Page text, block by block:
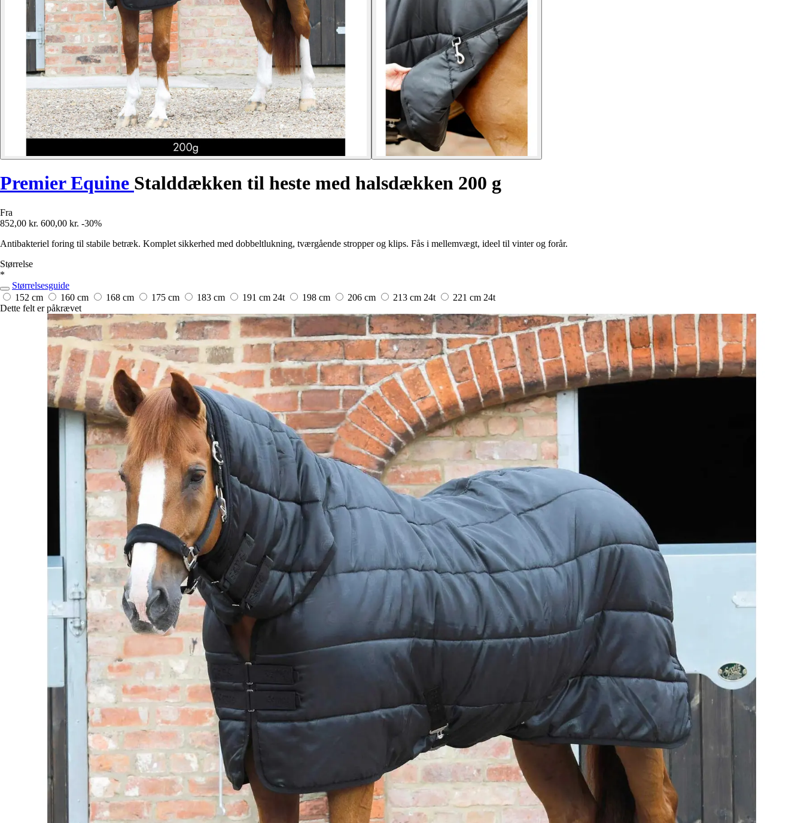
Premier Equine Stalddækken til heste med halsdækken 200 g
Fra
852,00 kr. 600,00 kr. -30%
Antibakteriel foring til stabile betræk. Komplet sikkerhed med dobbeltlukning, tværgående stropper og klips. Fås i mellemvægt, ideel til vinter og forår.
Størrelse
*
Størrelsesguide
152 cm
160 cm 168 cm 175 cm 183 cm 191 cm 24t 198 cm 206 cm 213 cm 24t 221 cm 24t
Dette felt er påkrævet